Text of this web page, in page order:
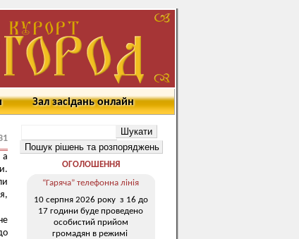
Зал засідань онлайн
а
ОГОЛОШЕННЯ
“Гаряча” телефонна лінія
10 серпня 2026 року з 16 до
17 години буде проведено
особистий прийом
громадян в режимі